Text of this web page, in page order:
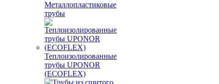
Металлопластиковые
трубы
Теплоизолированные
трубы UPONOR
(ECOFLEX)